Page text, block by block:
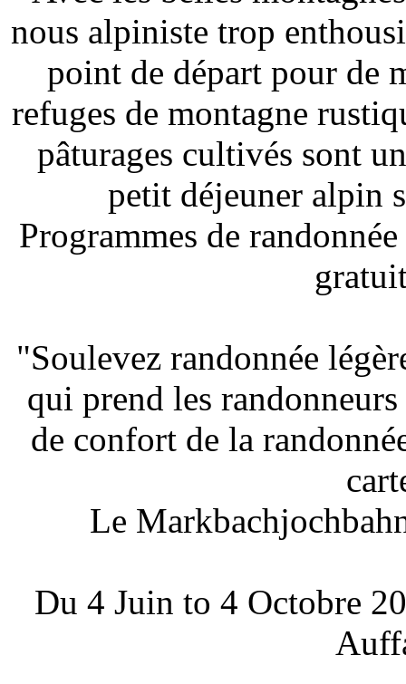
nous alpiniste trop
point de départ pour de
refuges de montagne
pâturages cultivés sont
petit déjeuner alpin
Programmes de
"Soulevez randonnée
qui prend les
de confort de la
Le
Du 4 Juin to 4 Octobre